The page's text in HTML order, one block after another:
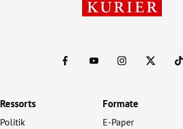
Ressorts
Politik
Formate
E-Paper